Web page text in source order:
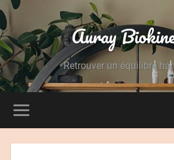
Auray
Retrouver un équilibre